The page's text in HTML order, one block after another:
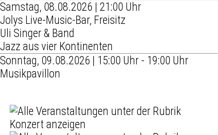
Samstag, 08.08.2026 | 21:00 Uhr
Jolys Live-Music-Bar, Freisitz
Uli Singer & Band
Jazz aus vier Kontinenten
Sonntag, 09.08.2026 | 15:00 Uhr - 19:00 Uhr
Musikpavillon